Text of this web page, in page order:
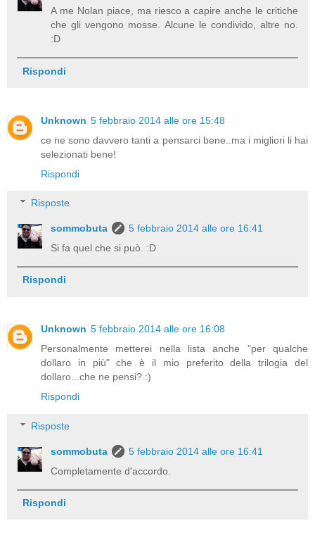
A me Nolan piace, ma riesco a capire anche le critiche
che gli vengono mosse. Alcune le condivido, altre no.
:D
Rispondi
Unknown 5 febbraio 2014 alle ore 15:48
ce ne sono davvero tanti a pensarci bene..ma i migliori li hai
selezionati bene!
Rispondi
Risposte
sommobuta
5 febbraio 2014 alle ore 16:41
Si fa quel che si può. :D
Rispondi
Unknown 5 febbraio 2014 alle ore 16:08
Personalmente metterei nella lista anche "per qualche
dollaro in più" che è il mio preferito della trilogia del
dollaro...che ne pensi? :)
Rispondi
Risposte
sommobuta
5 febbraio 2014 alle ore 16:41
Completamente d'accordo.
Rispondi